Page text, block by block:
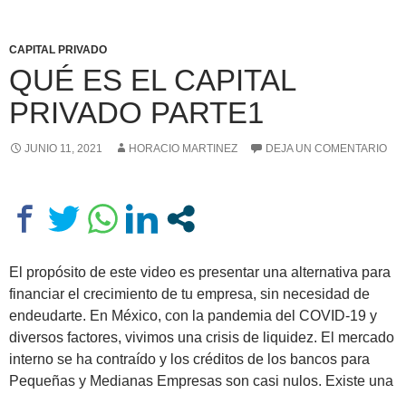
CAPITAL PRIVADO
QUÉ ES EL CAPITAL
PRIVADO PARTE1
JUNIO 11, 2021 HORACIO MARTINEZ DEJA UN COMENTARIO
El propósito de este video es presentar una alternativa para
financiar el crecimiento de tu empresa, sin necesidad de
endeudarte. En México, con la pandemia del COVID-19 y
diversos factores, vivimos una crisis de liquidez. El mercado
interno se ha contraído y los créditos de los bancos para
Pequeñas y Medianas Empresas son casi nulos. Existe una